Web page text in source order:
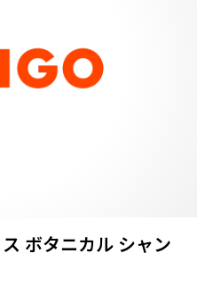
ボタニカル シャン